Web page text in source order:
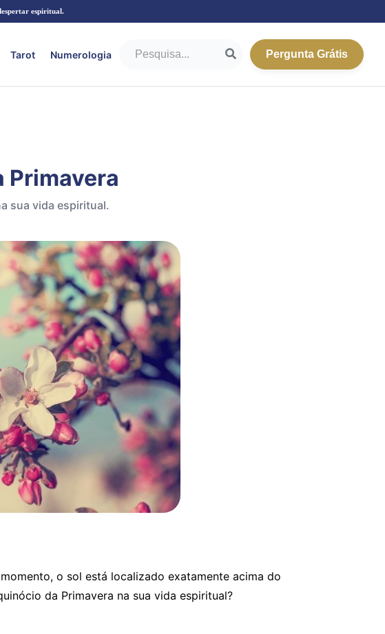
espiritual.
Tarot Numerologia Pergunta Grátis
Primavera
sua vida espiritual.
o sol está localizado exatamente acima do
da Primavera na sua vida espiritual?